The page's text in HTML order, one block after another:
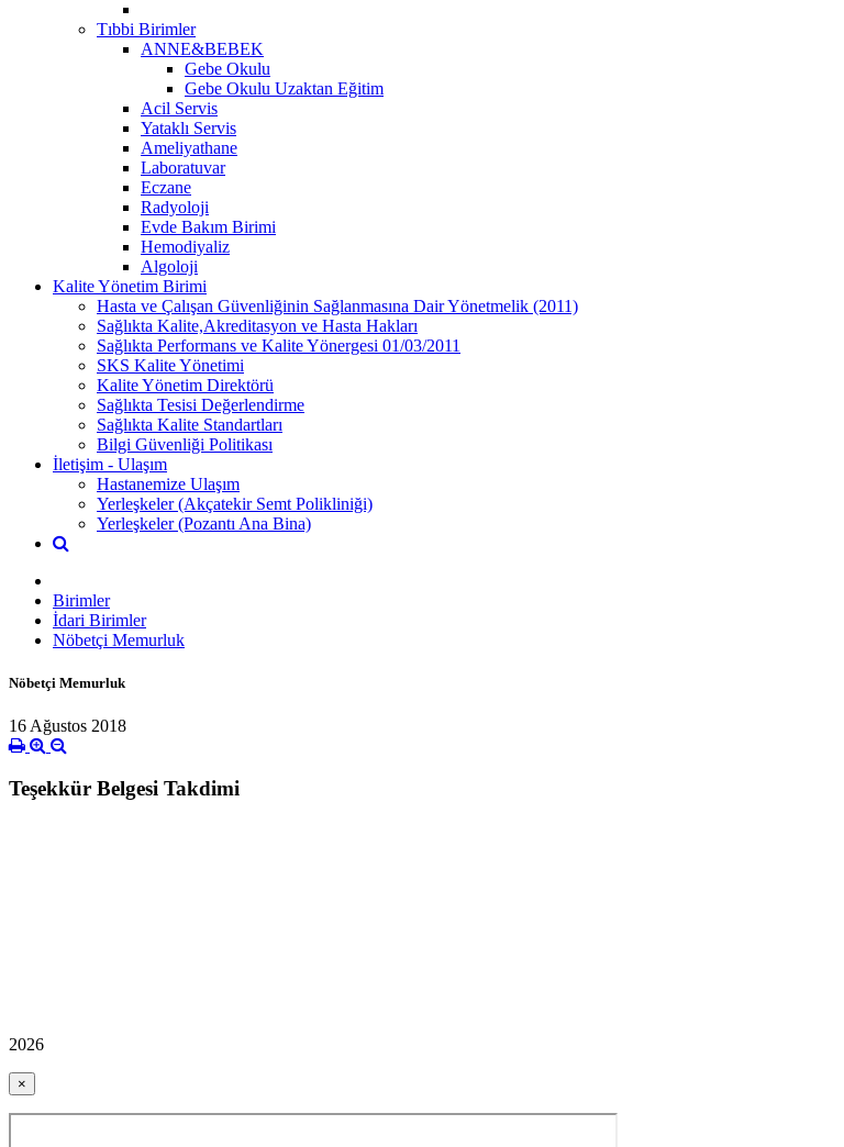
Tıbbi Birimler
ANNE&BEBEK
Gebe Okulu
Gebe Okulu Uzaktan Eğitim
Acil Servis
Yataklı Servis
Ameliyathane
Laboratuvar
Eczane
Radyoloji
Evde Bakım Birimi
Hemodiyaliz
Algoloji
Kalite Yönetim Birimi
Hasta ve Çalışan Güvenliğinin Sağlanmasına Dair Yönetmelik (2011)
Sağlıkta Kalite,Akreditasyon ve Hasta Hakları
Sağlıkta Performans ve Kalite Yönergesi 01/03/2011
SKS Kalite Yönetimi
Kalite Yönetim Direktörü
Sağlıkta Tesisi Değerlendirme
Sağlıkta Kalite Standartları
Bilgi Güvenliği Politikası
İletişim - Ulaşım
Hastanemize Ulaşım
Yerleşkeler (Akçatekir Semt Polikliniği)
Yerleşkeler (Pozantı Ana Bina)
Birimler
İdari Birimler
Nöbetçi Memurluk
Nöbetçi Memurluk
16 Ağustos 2018
Teşekkür Belgesi Takdimi
2026
×